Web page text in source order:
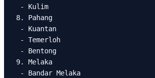
- Kulim
8. Pahang
- Kuantan
- Temerloh
- Bentong
9. Melaka
- Bandar Melaka